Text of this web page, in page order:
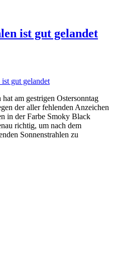
ist gut gelandet
am gestrigen Ostersonntag
der aller fehlenden Anzeichen
in der Farbe Smoky Black
richtig, um nach dem
Sonnenstrahlen zu